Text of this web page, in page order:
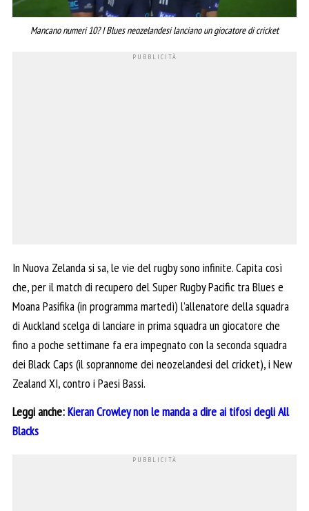
Mancano numeri 10? I Blues neozelandesi lanciano un giocatore di cricket
In Nuova Zelanda si sa, le vie del rugby sono infinite. Capita così
che, per il match di recupero del Super Rugby Pacific tra Blues e
Moana Pasifika (in programma martedì) l’allenatore della squadra
di Auckland scelga di lanciare in prima squadra un giocatore che
fino a poche settimane fa era impegnato con la seconda squadra
dei Black Caps (il soprannome dei neozelandesi del cricket), i New
Zealand XI, contro i Paesi Bassi.
Leggi anche:Kieran Crowley non le manda a dire ai tifosi degli All
Blacks